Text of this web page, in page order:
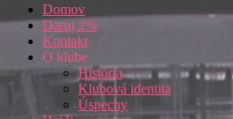
Domov
Daruj 2%
Kontakt
O klube
História
Klubová identita
Úspechy